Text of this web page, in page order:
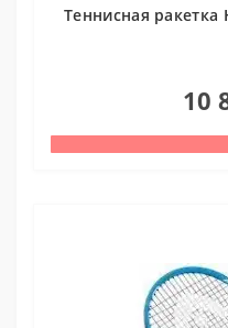
Теннисная ракетка
10